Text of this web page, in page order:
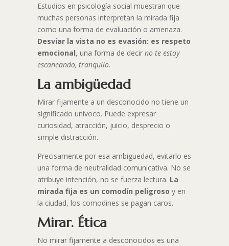
Estudios en psicología social muestran que
muchas personas interpretan la mirada fija
como una forma de evaluación o amenaza.
Desviar la vista no es evasión: es respeto
emocional, una forma de decir no te estoy
escaneando, tranquilo.
La ambigüedad
Mirar fijamente a un desconocido no tiene un
significado unívoco. Puede expresar
curiosidad, atracción, juicio, desprecio o
simple distracción.
Precisamente por esa ambigüedad, evitarlo es
una forma de neutralidad comunicativa. No se
atribuye intención, no se fuerza lectura. La
mirada fija es un comodín peligroso y en
la ciudad, los comodines se pagan caros.
Mirar. Ética
No mirar fijamente a desconocidos es una